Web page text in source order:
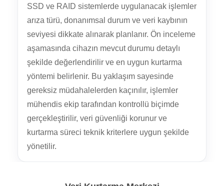
SSD ve RAID sistemlerde uygulanacak işlemler
arıza türü, donanımsal durum ve veri kaybının
seviyesi dikkate alınarak planlanır. Ön inceleme
aşamasında cihazın mevcut durumu detaylı
şekilde değerlendirilir ve en uygun kurtarma
yöntemi belirlenir. Bu yaklaşım sayesinde
gereksiz müdahalelerden kaçınılır, işlemler
mühendis ekip tarafından kontrollü biçimde
gerçekleştirilir, veri güvenliği korunur ve
kurtarma süreci teknik kriterlere uygun şekilde
yönetilir.